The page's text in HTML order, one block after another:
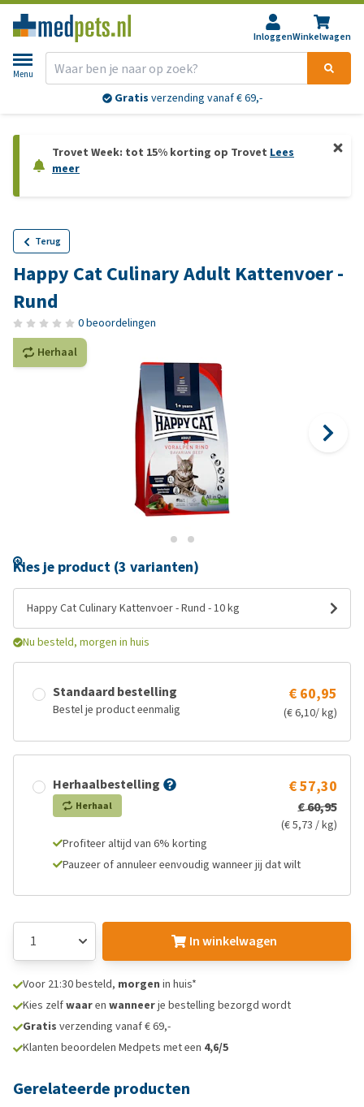
InloggenWinkelwagen
Menu
Gratis verzending vanaf € 69,-
Trovet Week: tot 15% korting op Trovet Lees
meer
Terug
Happy Cat Culinary Adult Kattenvoer -
Rund
0 beoordelingen
Herhaal
Kies je product (3 varianten)
Happy Cat Culinary Kattenvoer - Rund - 10 kg
Nu besteld, morgen in huis
Standaard bestelling
Bestel je product eenmalig
€ 60,95
(€ 6,10/ kg)
Herhaalbestelling
Herhaal
€ 57,30
€ 60,95
(€ 5,73 / kg)
Profiteer altijd van 6% korting
Pauzeer of annuleer eenvoudig wanneer jij dat wilt
In winkelwagen
Voor 21:30 besteld, morgen in huis*
Kies zelfwaaren wanneerje bestelling bezorgd wordt
Gratis verzending vanaf € 69,-
Klanten beoordelen Medpets met een 4,6/5
Gerelateerde producten